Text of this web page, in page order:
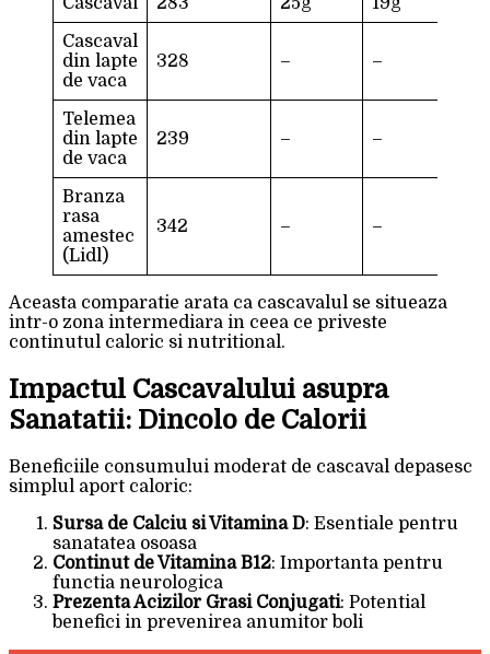
Cascaval
din lapte
de vaca
328 – –
Telemea
din lapte
de vaca
239 – –
Branza
rasa
amestec
(Lidl)
342 – –
Aceasta comparatie arata ca cascavalul se situeaza
intr-o zona intermediara in ceea ce priveste
continutul caloric si nutritional.
Impactul Cascavalului asupra
Sanatatii: Dincolo de Calorii
Beneficiile consumului moderat de cascaval depasesc
simplul aport caloric:
Sursa de Calciu si Vitamina D: Esentiale pentru
sanatatea osoasa
Continut de Vitamina B12: Importanta pentru
functia neurologica
Prezenta Acizilor Grasi Conjugati: Potential
benefici in prevenirea anumitor boli